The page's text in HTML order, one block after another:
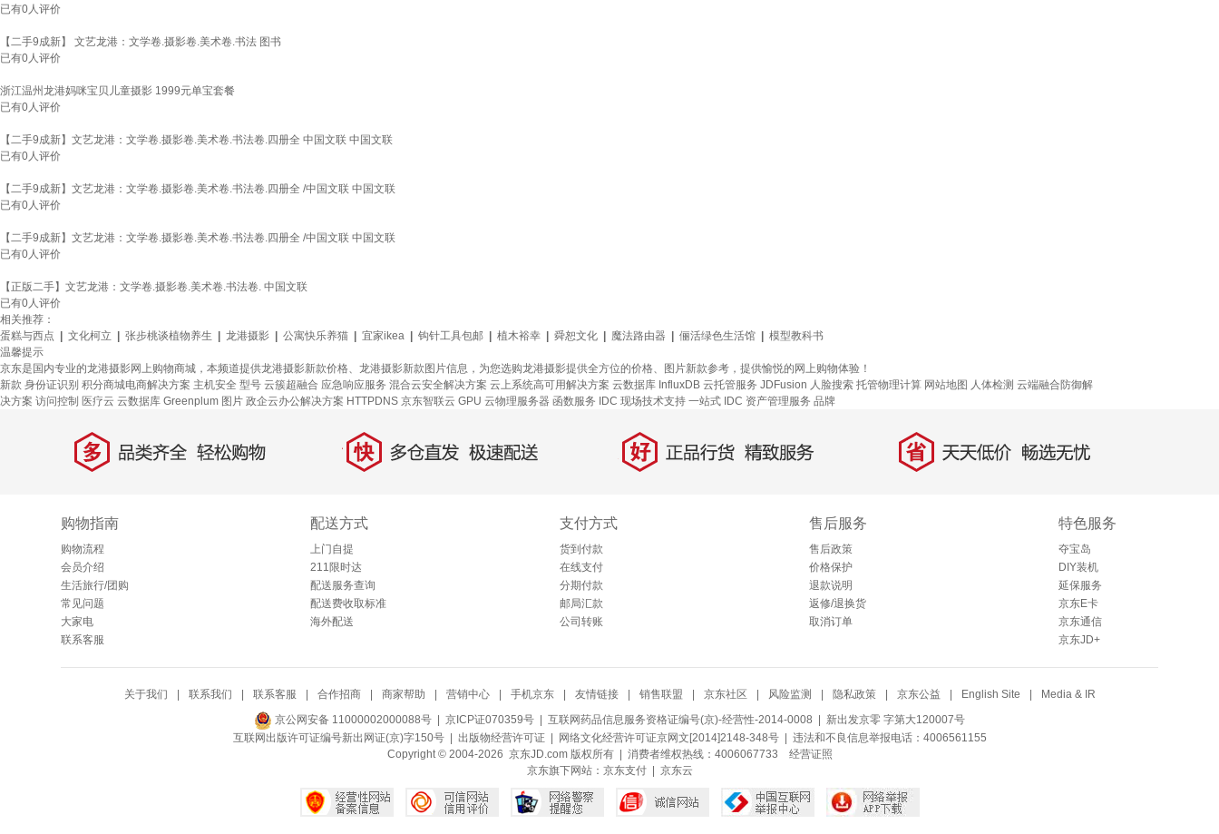
已有0人评价
【二手9成新】 文艺龙港：文学卷.摄影卷.美术卷.书法 图书
已有0人评价
浙江温州龙港妈咪宝贝儿童摄影 1999元单宝套餐
已有0人评价
【二手9成新】文艺龙港：文学卷.摄影卷.美术卷.书法卷.四册全 中国文联 中国文联
已有0人评价
【二手9成新】文艺龙港：文学卷.摄影卷.美术卷.书法卷.四册全 /中国文联 中国文联
已有0人评价
【二手9成新】文艺龙港：文学卷.摄影卷.美术卷.书法卷.四册全 /中国文联 中国文联
已有0人评价
【正版二手】文艺龙港：文学卷.摄影卷.美术卷.书法卷. 中国文联
已有0人评价
相关推荐：
蛋糕与西点
文化柯立 张步桃谈植物养生 龙港摄影 公寓快乐养猫 宜家ikea 钩针工具包邮 植木裕幸 舜恕文化 魔法路由器 俪活绿色生活馆
模型教科书
温馨提示
京东是国内专业的龙港摄影网上购物商城，本频道提供龙港摄影新款价格、龙港摄影新款图片信息，为您选购龙港摄影提供全方位的价格、图片新款参考，提供愉悦的网上购物体验！
新款 身份证识别 积分商城电商解决方案 主机安全 型号 云簇超融合 应急响应服务 混合云安全解决方案 云上系统高可用解决方案 云数据库 InfluxDB 云托管服务 JDFusion 人脸搜索 托管物理计算 网站地图 人体检测 云端融合防御解
决方案 访问控制 医疗云 云数据库 Greenplum 图片 政企云办公解决方案 HTTPDNS 京东智联云 GPU 云物理服务器 函数服务 IDC 现场技术支持 一站式 IDC 资产管理服务 品牌
多 品类齐全，轻松购物 快 多仓直发，极速配送 好 正品行货，精致服务 省 天天低价，畅选无忧
购物指南
购物流程
会员介绍
生活旅行/团购
常见问题
大家电
联系客服
配送方式
上门自提
211限时达
配送服务查询
配送费收取标准
海外配送
支付方式
货到付款
在线支付
分期付款
邮局汇款
公司转账
售后服务
售后政策
价格保护
退款说明
返修/退换货
取消订单
特色服务
夺宝岛
DIY装机
延保服务
京东E卡
京东通信
京东JD+
关于我们 联系我们 联系客服 合作招商 商家帮助 营销中心 手机京东 友情链接 销售联盟 京东社区 风险监测 隐私政策 京东公益 English Site Media & IR
京公网安备 11000002000088号 | 京ICP证070359号 | 互联网药品信息服务资格证编号(京)-经营性-2014-0008 | 新出发京零 字第大120007号
互联网出版许可证编号新出网证(京)字150号 | 出版物经营许可证| 网络文化经营许可证京网文[2014]2148-348号| 违法和不良信息举报电话：4006561155
Copyright © 2004-2026 京东JD.com 版权所有 | 消费者维权热线：4006067733 经营证照
京东旗下网站： 京东支付| 京东云